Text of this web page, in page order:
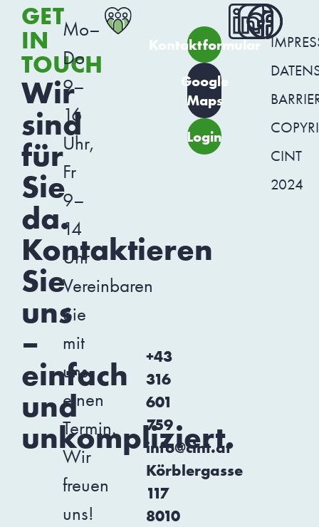
GET
IN
TOUCH
Wir
sind
für
Sie
da.
Kontaktieren
Sie
uns
–
einfach
und
unkompliziert.
Mo–
Do
9–
16
Uhr,
Fr
9–
14
Uhr
Vereinbaren
Sie
mit
uns
einen
Termin.
Wir
freuen
uns!
Körblergasse
117
8010
+43
316
601
759
info@cint.at
Kontaktformular
Google
Maps
Login
CINT
2024